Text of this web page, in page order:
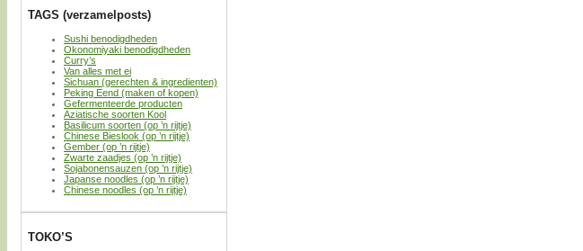
TAGS (verzamelposts)
Sushi benodigdheden
Okonomiyaki benodigdheden
Curry’s
Van alles met ei
Sichuan (gerechten & ingredienten)
Peking Eend (maken of kopen)
Gefermenteerde producten
Aziatische soorten Kool
Basilicum soorten (op ’n rijtje)
Chinese Bieslook (op ’n rijtje)
Gember (op ’n rijtje)
Zwarte zaadjes (op ’n rijtje)
Sojabonensauzen (op ’n rijtje)
Japanse noodles (op ’n rijtje)
Chinese noodles (op ’n rijtje)
TOKO’S